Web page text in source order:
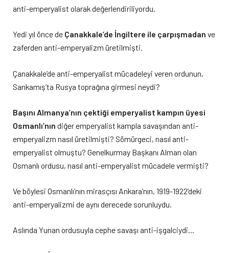
anti-emperyalist olarak değerlendiriliyordu.
Yedi yıl önce de Çanakkale’de İngiltere ile çarpışmadan ve
zaferden anti-emperyalizm üretilmişti.
Çanakkale’de anti-emperyalist mücadeleyi veren ordunun,
Sarıkamış’ta Rusya toprağına girmesi neydi?
Başını Almanya’nın çektiği emperyalist kampın üyesi
Osmanlı’nın diğer emperyalist kampla savaşından anti-
emperyalizm nasıl üretilmişti? Sömürgeci, nasıl anti-
emperyalist olmuştu? Genelkurmay Başkanı Alman olan
Osmanlı ordusu, nasıl anti-emperyalist mücadele vermişti?
Ve böylesi Osmanlı’nın mirasçısı Ankara’nın, 1919-1922’deki
anti-emperyalizmi de aynı derecede sorunluydu.
Aslında Yunan ordusuyla cephe savaşı anti-işgalciydi…